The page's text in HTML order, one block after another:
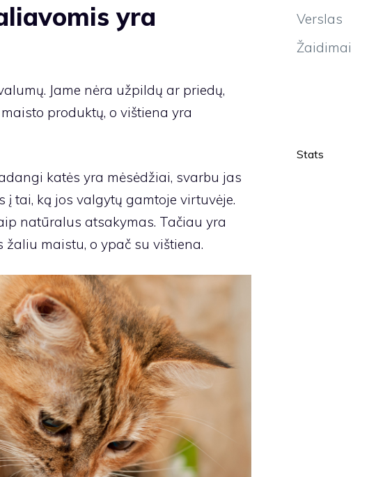
yra
Jame nėra užpildų ar priedų,
produktų, o vištiena yra
katės yra mėsėdžiai, svarbu jas
tai, ką jos valgytų gamtoje virtuvėje.
natūralus atsakymas. Tačiau yra
maistu, o ypač su vištiena.
Verslas
Žaidimai
Stats